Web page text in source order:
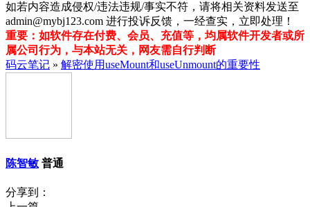
如若内容造成侵权/违法违规/事实不符，请将相关资料发送至
admin@mybj123.com 进行投诉反馈，一经查实，立即处理！
重要：如软件存在付费、会员、充值等，均属软件开发者或所
属公司行为，与本站无关，网友需自行判断
码云笔记 » 解密使用useMount和useUnmount的重要性
陈智敏 普通
分享到：